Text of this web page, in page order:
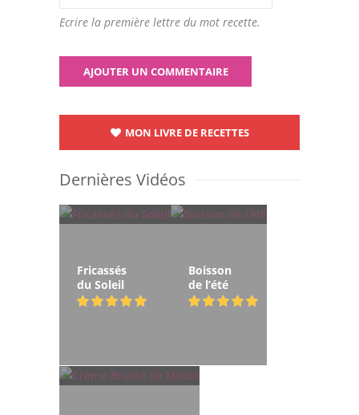
Ecrire la première lettre du mot recette.
MON LIVRE DE RECETTES
Dernières Vidéos
Fricassés
du Soleil
Boisson
de l’été